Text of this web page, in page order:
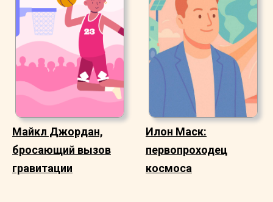
Майкл Джордан,
бросающий вызов
гравитации
Илон Маск:
первопроходец
космоса